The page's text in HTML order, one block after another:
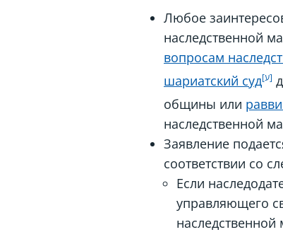
Любое
наследственной
вопросам
шариатский суд
общины или
наследственной
Заявление
соответствии со
Если
управляющего
наследственной